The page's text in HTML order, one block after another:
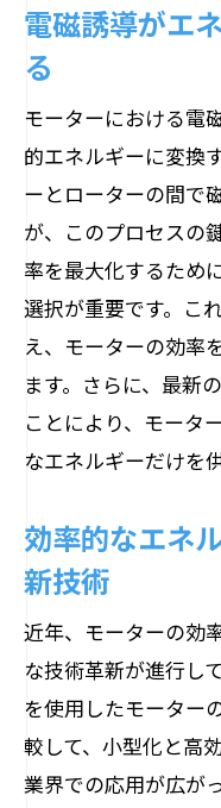
電磁誘導がエ
る
モーターにおける電
的エネルギーに変換
ーとローターの間で
が、このプロセスの
率を最大化するため
選択が重要です。こ
え、モーターの効率
ます。さらに、最新
ことにより、モータ
なエネルギーだけを
効率的なエネ
新技術
近年、モーターの効
な技術革新が進行し
を使用したモーター
較して、小型化と高
業界での応用が広が